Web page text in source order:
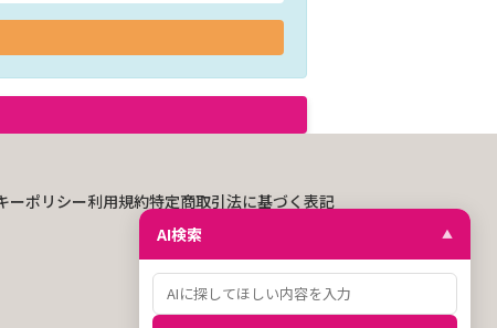
ーポリシー利用規約特定商取引法に基づく表記
AI検索 ▲